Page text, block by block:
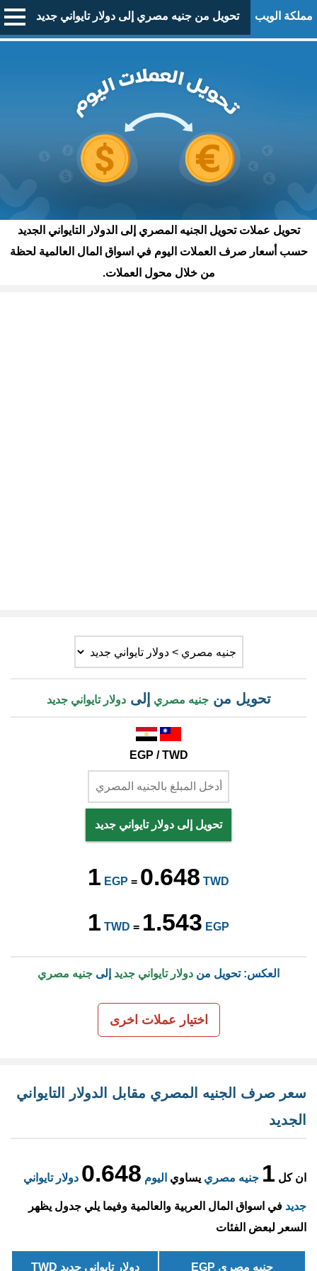
مملكة الويب تحويل من جنيه مصري إلى دولار تايواني جديد
تحويل عملات تحويل الجنيه المصري إلى الدولار التايواني الجديد
حسب أسعار صرف العملات اليوم في اسواق المال العالمية لحظة
من خلال محول العملات.
تحويل منجنيه مصري إلىدولار تايواني جديد
EGP / TWD
تحويل إلى دولار تايواني جديد
1 EGP = 0.648 TWD
1 TWD = 1.543 EGP
العكس: تحويل من دولار تايواني جديد إلى جنيه مصري
اختيار عملات اخرى
سعر صرف الجنيه المصري مقابل الدولار التايواني
الجديد
ان كل 1 جنيه مصري يساوي اليوم 0.648 دولار تايواني
جديد في اسواق المال العربية والعالمية وفيما يلي جدول يظهر
السعر لبعض الفئات
جنيه مصري EGP دولار تايواني جديد TWD